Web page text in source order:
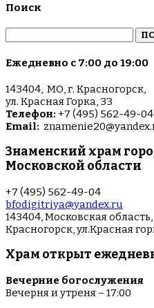
Поиск
Ежедневно с 7:00 до 19:00
143404, МО, г. Красногорск,
ул. Красная Горка, 33
Телефон: +7 (495) 562-49-04
Email:
Знаменский храм
Московской области
+7 (495) 562-49-04
bfodigitriya@yandex.ru
143404, Московская область,
Красногорск, ул.Красная
Храм открыт
Вечерние богослужения
Вечерня и утреня – 17:00